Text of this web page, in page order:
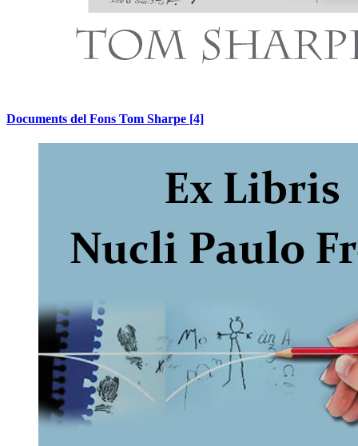
Documents del Fons Tom Sharpe [4]